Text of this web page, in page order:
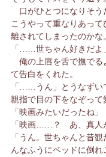
口がひとつになりそう
こうやって重なりあっ
離されてしまったのか
「……世ちゃん好きだよ
俺の上唇を舌で撫でる
て告白をくれた。
「……うん」とうなずい
親指で目の下をなぞって
「映画みたいだったね」
「映画……？ あ、真人
「うん。世ちゃんと昔
んなふうにベッドに倒れ